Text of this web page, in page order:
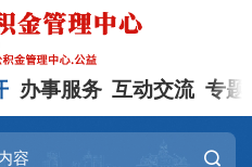
办事服务 互动交流 专题